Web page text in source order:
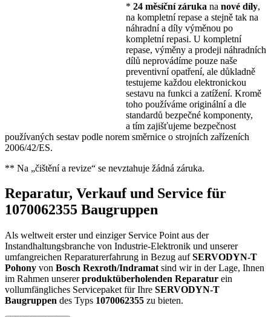
* 24 měsíční záruka na nové díly,
na kompletní repase a stejně tak na
náhradní a díly výměnou po
kompletní repasi. U kompletní
repase, výměny a prodeji náhradních
dílů neprovádíme pouze naše
preventivní opatření, ale důkladně
testujeme každou elektronickou
sestavu na funkci a zatížení. Kromě
toho používáme originální a dle
standardů bezpečné komponenty,
a tím zajišťujeme bezpečnost
používaných sestav podle norem směrnice o strojních zařízeních
2006/42/ES.
** Na „čištění a revize“ se nevztahuje žádná záruka.
Reparatur, Verkauf und Service für
1070062355 Baugruppen
Als weltweit erster und einziger Service Point aus der
Instandhaltungsbranche von Industrie-Elektronik und unserer
umfangreichen Reparaturerfahrung in Bezug aufSERVODYN-T
Pohony von Bosch Rexroth/Indramat sind wir in der Lage, Ihnen
im Rahmen unsererproduktüberholenden Reparatur ein
vollumfängliches Servicepaket für Ihre SERVODYN-T
Baugruppen des Typs 1070062355 zu bieten.